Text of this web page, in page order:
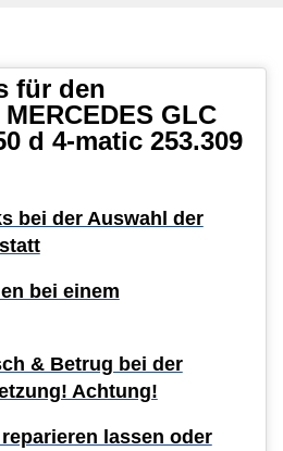
für den
GLC
d 4-matic 253.309
bei der Auswahl der
bei einem
& Betrug bei der
Achtung!
lassen oder